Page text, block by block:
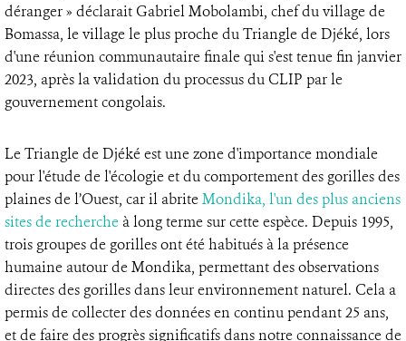
déranger » déclarait Gabriel Mobolambi, chef du village de
Bomassa, le village le plus proche du Triangle de Djéké, lors
d'une réunion communautaire finale qui s'est tenue fin janvier
2023, après la validation du processus du CLIP par le
gouvernement congolais.
Le Triangle de Djéké est une zone d'importance mondiale
pour l'étude de l'écologie et du comportement des gorilles des
plaines de l’Ouest, car il abriteMondika, l'un des plus anciens
sites de recherche à long terme sur cette espèce. Depuis 1995,
trois groupes de gorilles ont été habitués à la présence
humaine autour de Mondika, permettant des observations
directes des gorilles dans leur environnement naturel. Cela a
permis de collecter des données en continu pendant 25 ans,
et de faire des progrès significatifs dans notre connaissance de